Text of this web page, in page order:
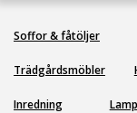
Soffor & fåtöljer
Trädgårdsmöbler
Inredning